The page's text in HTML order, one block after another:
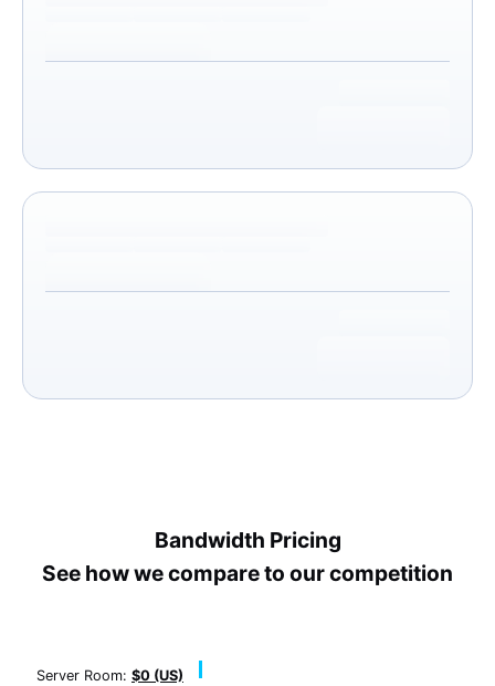
Bandwidth Pricing
See how we compare to our competition
Server Room: $0 (US)